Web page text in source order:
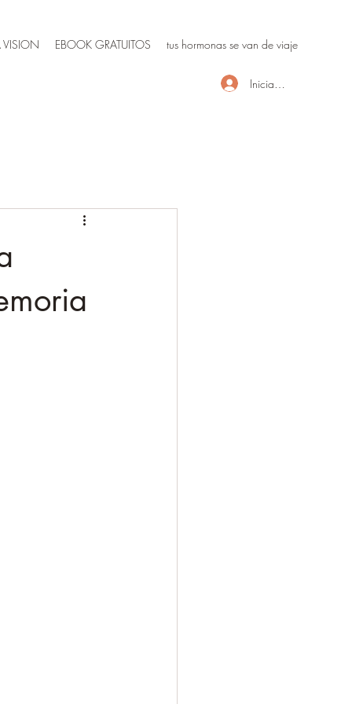
VISION EBOOK GRATUITOS tus hormonas se van de viaje
Iniciar sesión